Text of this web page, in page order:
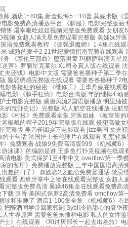
,酒店1~80集,新金银悔5一10普,莫妮卡版《
的特殊待遇》 法国农场全新正版 女版美国队长满天星免费观看 炸天小姐1983完整版 插曲的痛30集全集免费中文字 罗丽星克莱尔《妄想症》 一起愁愁愁免费观看完整版在线观看 《瓜达卢佩的玫瑰》 水润的女人电视剧 我的40岁大胸继拇 三年大片在线观看免费国语版动电话 360大佬爱上我第二季全集观看 三年大片大全免费观看国语版电影完 沙漠行动满天星版免费观看在线 爱我几何130分钟 铯妮玛亚洲欧洲夫妻轮换角色 日本h电影 《乳头按摩》电影无码 八戒8免费观看完整版电影 97在线观看免费高清电视剧网站 我年轻瘦子8 xl司令在线观看全集免费动漫 电影《牙医姐妹》完整版 男生女生一起相愁电视剧在线观看 日剧《特殊的家政》 美丽小蜜蜂3:美丽人生 公与媳2电视剧免费观看电影院 《overflower》动漫全集免费! 法国禁忌 需要爸爸播种电影免费观看在线观看 《妈妈爱上儿子同学》韩剧 秋瓷炫《生死决断》在 八尺夫人满天星版英文版观看 小蜜桃5 小瘦子2在 《坎贝奇三部曲1080P》CodeName 《xl司令》第一季动漫免费观看 满天星电影在线观看 国风按摩院在线视频 三年国语大片在线观看 韩国三级维修师傅的艳遇 《替弟还债》免费播放 97在线免费 陈雅伦曹查理《我为卿痴狂》在哪里 欧美激情五月天 铿铿铿锵免费观看 《Overflower》动漫全集免费观看第二季 法国空姐3高清完整满天星奔跑吧ep 公之孚手中字9 《花嫁高柳家》动漫日漫全集 美国1一7 3d柔铺团 训服的小 子2 一个好妈妈HD2答案 美国伦理电影需要爸爸播种 相奸游戏1 青楼名妓电视剧免费观看全集 浮之手 《荣誉守则》在线播放 《抵债的朋友麦子》剧情介绍 渔夫荒野正版免费观看 天海翼护士在线 未知 总统夫人。主演,罗丽星克莱尔 overflower高清无马 驯服女上司三级片 法国满天星《女飞行员》观看 需要爸爸播种种子 盛唐风流全集免费观看 21世纪在线观看免费播放 木子檀檀子电影免费看高清 簧色电影 男人女人愁愁愁电视剧免费观看最新 高压监狱2线观看完整免费高清原声满天星2019 法国女仆在线观看完整免费高清原声满天星奔跑吧 社长夫人的美貌 美国禁忌睫毛膏4完整版她说视频 战狼九欧式少女高清 日韩激情小说在线观看 《最高的爱人诏》 花房姑娘免费播放大全电视剧 《丰满的女学生3 公的浮之9手中完整版 德田重男全部电影 白峰美羽主演的为父报仇 人员泰山hr成版1991 《房屋销售的秘密》2电影 插曲的痛60全集免费观看高清版校园青 97在线观看免费 美版女儿国满天星 《高压监狱2》法国版 男生和女生一起愁愁愁电视剧全集双 商务旅馆带绿帽子在线观看 爱我几何电影完整版 麦乐迪家庭矛盾 插曲的痛30全集免费观看高清版在线观看 妻子和上司出差住酒店怎么办 甲种公牛1976意大利 《女警坠落2》在线观看 凯登克罗斯电影集锦 姨母家的客厅全集 G点1985年无删减 意大利八尺夫人1982 壮志凌云2011女版满天星 安姨售楼女王电影在线观看 爱我几何中文 小早川玲子电影 美国电影需要爸爸播种子的片段 金银悔5一10普的最新版本更新内容 三年成全在线观看免费观看影视大全 女超人满天星麦乐迪 《飞机上性服务》电影 法国空乘4免费完整版在线播放 美景之屋6:我的完美人生免费全集播放 XL司令第一季免费全集在线观看动漫 金银梅5一10普通话 三年国语正片在中国 公之浮中2 三飞女闺蜜 欧式少女17集全集在线看视频网站下载 品味人生无憾坎贝奇电影在线观看 苍空井电影 年经继拇中文版 美辰之屋6 女技师 电影《姐妹牙医》正片视频 西部通缉令未删减完整 美国女按摩师2无删减版电影观看 《隐形的帽子》在线看 女搜查官 光棍影院双人按摩 疯狂小女生法国版 17·3电影免费播放高清 女版战狼9学生 花与蛇《牙医诊所》电影完整版 和女部长一起去公司研学日剧叫什么 忍不住的继拇中文字幕 男女一起愁愁愁在线观看 《法国航空4》完整版 锵锵锵锵锵锵锵锵电视剧免费观看 《荷尔蒙6》中文版免费 公之浮手电影免费播放 台湾电影《新婚之喜》 浪漫女教师黛比无删减版 歼灭天际线57集免费播放下载 melody女超人 安拉拉斋电影在免费播 黑白配免费版在线观看 盛唐风流手机在线观看 我的游泳教练 欧式少女16集全在线 妈妈的职业5完整版结局在线看谁演的 女超人麦乐迪无删减版在线观看完整版 一起愁愁30集高清播放在线 电影《急诊护士》 妻子8免费全集在线观看 借种中文字幕HD中字 哇嘎全部电影高清播放 我妻子的新妈妈双字ID 《女律师替夫还债》剧情介绍曹查理 美国荷尔蒙6电影 电影天海翼匿名侦探免费观看 女超人(满星版)麦乐迪观看 男女一起愁愁愁免费观看全集 公之浮手在线观看完整版 插曲的痛30高清 私人航空完整版免费观看 《酒店》1-90集免费观看 刚结婚陪部长出差的日子 今夜无人入睡大牛电影高清手机免费 麦乐迪父女在线观看 沙漠风暴行动2007满天星 老婆6免费完整版高清电视剧 一愁愁愁电视剧在线起观 插曲的痛第60集全集能看见的全部私密处 金银悔1至5集免费普通话 禁忌-3结局 妈妈的职业5完整版结局在线看谁演的 儿媳的味道在线观看 战狼6欧洲少女完整版 yellow视频高清免费 安齐拉拉电影免费观看 好玩还得是瘦子全集免费播放在线观看 私人航空在线观看免费完整版 维修工的艳遇 97在线观看免费播放电视剧的更新时间 欲燃电影 满天星女超人在线观看 按摩店的待遇1在线观看 掌中宝电影西班牙 女超人麦乐迪在线播放完整版电影 盛唐风流电影免费观看在线播放 甜蜜惩罚第二季台词无马赛 战狼六 战狼6免费下载 法国空乘2016完整版中文翻译英文 插曲的痛30集全集观看免费 战狼6在线观看下载 酒店1-75集一口气看完 电影《千金与佣人》免费观看 《瓜达卢佩的玫瑰》在线观看 战狼4在线观看完整免费高清 金银悔1-5普通话版免费观看下载 公之浮手中字在线观看完电影 《法国空乘10 坎贝奇拍的电影《无憾》免费观看 人猿泰山1995版未删减版电视剧免费观 年轻的部长夫人 高压监狱2高压法版 幸福的同学聚会 《overflower》真人版动漫全集免费! 花与蛇4之牙医诊所 女员工的付出1230 《和讨厌的部长出差旅》 法国空乘2019在线观看完整免费高清原声满天星奔跑吧ep 房奴试爱电视剧开头原声带 《最高的爱人诏》三上 铿锵铿铿锵免费观看西瓜视频 《天字号监狱》电影在线观看免费高清 蓝色隐身帽 女军长1984年意大利版角色介绍 白峰电影高清无广告看 美国禁忌3睫毛膏 《爱我几何》高清免费看 和部长一起出差的电影 韩国r电影 郝板栗电影HD在线观看 裸体女医生的特殊服务 战狼9欧式少女办 女老板的性滋味 蜜桃8 浴火奔腾浴火红 按摩院里的黑人按摩师 销售的销售秘密6HD中字国 正在播放: JUQ-101 在没有我丈夫的五天里,我被命令禁欲到第一个晚上。不想要 四大美人满天星免费 乌克兰娃娃脸女孩 义姐是不是良喂养樱花在线观看 xl司今真人版 战狼6免费下载完整版国语高清电影 台湾《小凤新婚下》在线观看 入室劫财劫色国语版 张警官第三集在线观看 行政助理(2014)完整版观看 法国空姐2019免费高清原声满天星奔跑吧 儿媳妇的味道l 你懂得369手机看片 需要爸爸播种手机播放美国电影的软件 双女任务在线观看免费版完整版 徐锦江陈雅伦三部曲电影 牙医姐妹